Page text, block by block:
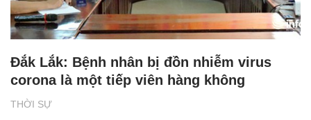
THỜI SỰ
Đắk Lắk: Bệnh nhân bị đồn nhiễm virus
corona là một tiếp viên hàng không